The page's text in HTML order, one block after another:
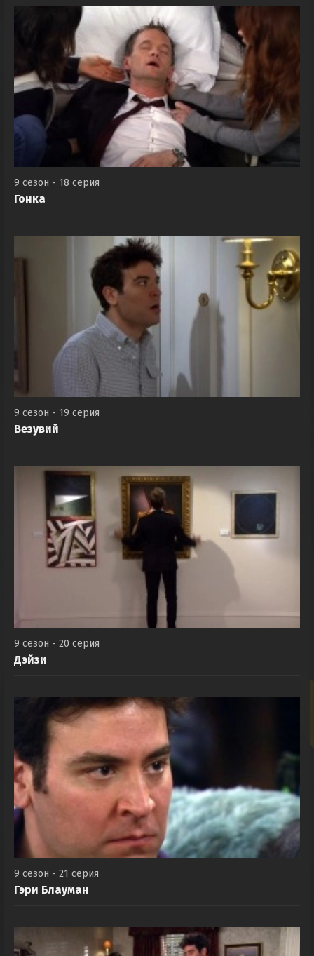
9 сезон - 18 серия
Гонка
9 сезон - 19 серия
Везувий
9 сезон - 20 серия
Дэйзи
9 сезон - 21 серия
Гэри Блауман